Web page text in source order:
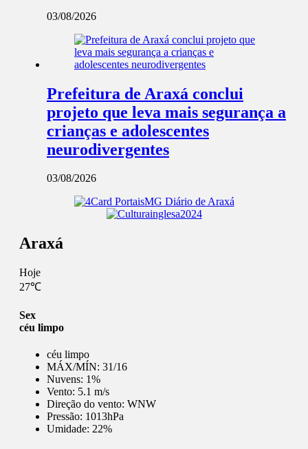
03/08/2026
Prefeitura de Araxá conclui
projeto que leva mais segurança a
crianças e adolescentes
neurodivergentes
03/08/2026
Araxá
Hoje
27℃
Sex
céu limpo
céu limpo
MÁX/MÍN: 31/16
Nuvens: 1%
Vento: 5.1 m/s
Direção do vento: WNW
Pressão: 1013hPa
Umidade: 22%